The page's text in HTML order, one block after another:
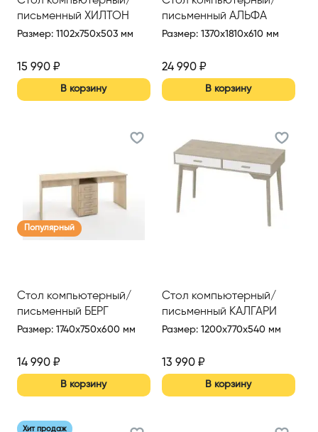
письменный ХИЛТОН
Размер: 1102x750x503 мм
15 990 ₽
В корзину
письменный АЛЬФА
Размер: 1370x1810x610 мм
24 990₽
В корзину
Популярный
Стол компьютерный/
письменный БЕРГ
Размер: 1740x750x600 мм
14 990 ₽
В корзину
Стол компьютерный/
письменный КАЛГАРИ
Размер: 1200x770x540 мм
13 990₽
В корзину
Хит продаж